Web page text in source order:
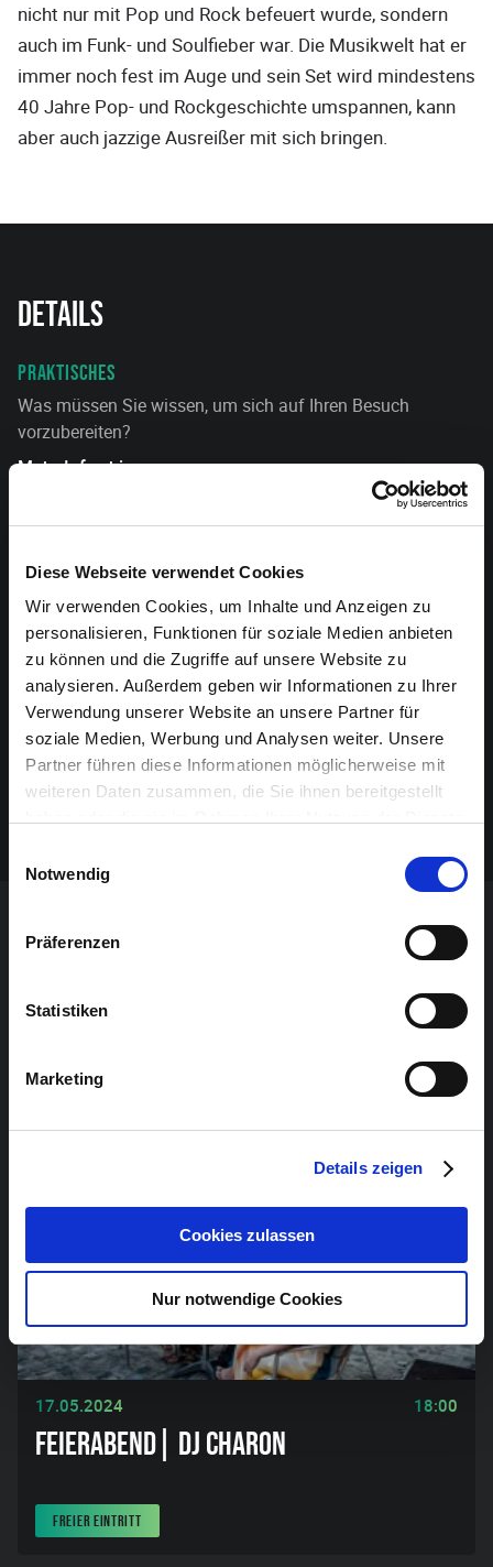
Diese Webseite verwendet Cookies
Wir verwenden Cookies, um Inhalte und Anzeigen zu
personalisieren, Funktionen für soziale Medien anbieten
zu können und die Zugriffe auf unsere Website zu
analysieren. Außerdem geben wir Informationen zu Ihrer
Verwendung unserer Website an unsere Partner für
soziale Medien, Werbung und Analysen weiter. Unsere
Partner führen diese Informationen möglicherweise mit
weiteren Daten zusammen, die Sie ihnen bereitgestellt
Notwendig
Präferenzen
Statistiken
Marketing
Details zeigen
Cookies zulassen
Nur notwendige Cookies
nicht nur mit Pop und Rock befeuert wurde, sondern
auch im Funk- und Soulfieber war. Die Musikwelt hat er
immer noch fest im Auge und sein Set wird mindestens
40 Jahre Pop- und Rockgeschichte umspannen, kann
aber auch jazzige Ausreißer mit sich bringen.
Details
PRAKTISCHES
Was müssen Sie wissen, um sich auf Ihren Besuch
vorzubereiten?
Mehr Infos hier
ANFAHRT
VERANSTALTER
Chudoscnik Sunergia
MITFAHRGELEGENHEIT GESUCHT?
my-ostbelgien-fahrmit.be/feierabend-1406
17.05.2024 18:00
FEIERABEND| DJ CHARON
FREIER EINTRITT